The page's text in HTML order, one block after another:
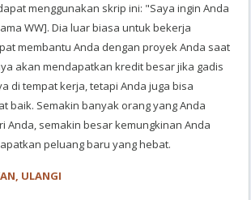
menggunakan skrip ini: "Saya ingin Anda
WW]. Dia luar biasa untuk bekerja
membantu Anda dengan proyek Anda saat
akan mendapatkan kredit besar jika gadis
di tempat kerja, tetapi Anda juga bisa
baik. Semakin banyak orang yang Anda
Anda, semakin besar kemungkinan Anda
peluang baru yang hebat.
ULANGI